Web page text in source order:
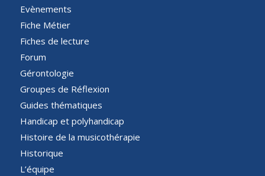
Evènements
Fiche Métier
Fiches de lecture
Forum
Gérontologie
Groupes de Réflexion
Guides thématiques
Handicap et polyhandicap
Histoire de la musicothérapie
Historique
L’équipe